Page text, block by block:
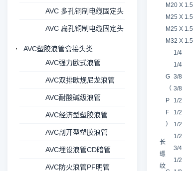
AVC 多孔铜制电缆固定头
AVC 扁孔铜制电缆固定头
AVC塑胶浪管盒接头类
AVC强力欧式浪管
AVC双排欧规尼龙浪管
AVC耐酸碱级浪管
AVC经济型塑胶浪管
AVC剖开型塑胶浪管
AVC埋设浪管CD暗管
AVC防火浪管PF明管
长
螺
纹
M20 X 1.5
M25 X 1.5
M25 X 1.5
M32 X 1.5
G
（
P
F
）
1/4
1/4
3/8
3/8
1/2
1/2
1/2
1/2
3/4
1/2